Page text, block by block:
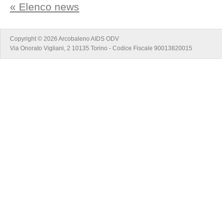
« Elenco news
Copyright © 2026 Arcobaleno AIDS ODV
Via Onorato Vigliani, 2 10135 Torino - Codice Fiscale 90013820015